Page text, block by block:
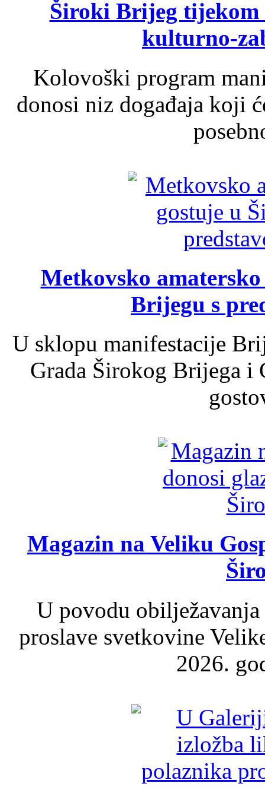
Široki Brijeg tijekom
kulturno-
Kolovoški program
donosi niz događaja koji
Metkovsko
Brijegu s
U sklopu manifestacije
Grada Širokog Brijega
Magazin na Veliku
U povodu
proslave svetkovine
2026.